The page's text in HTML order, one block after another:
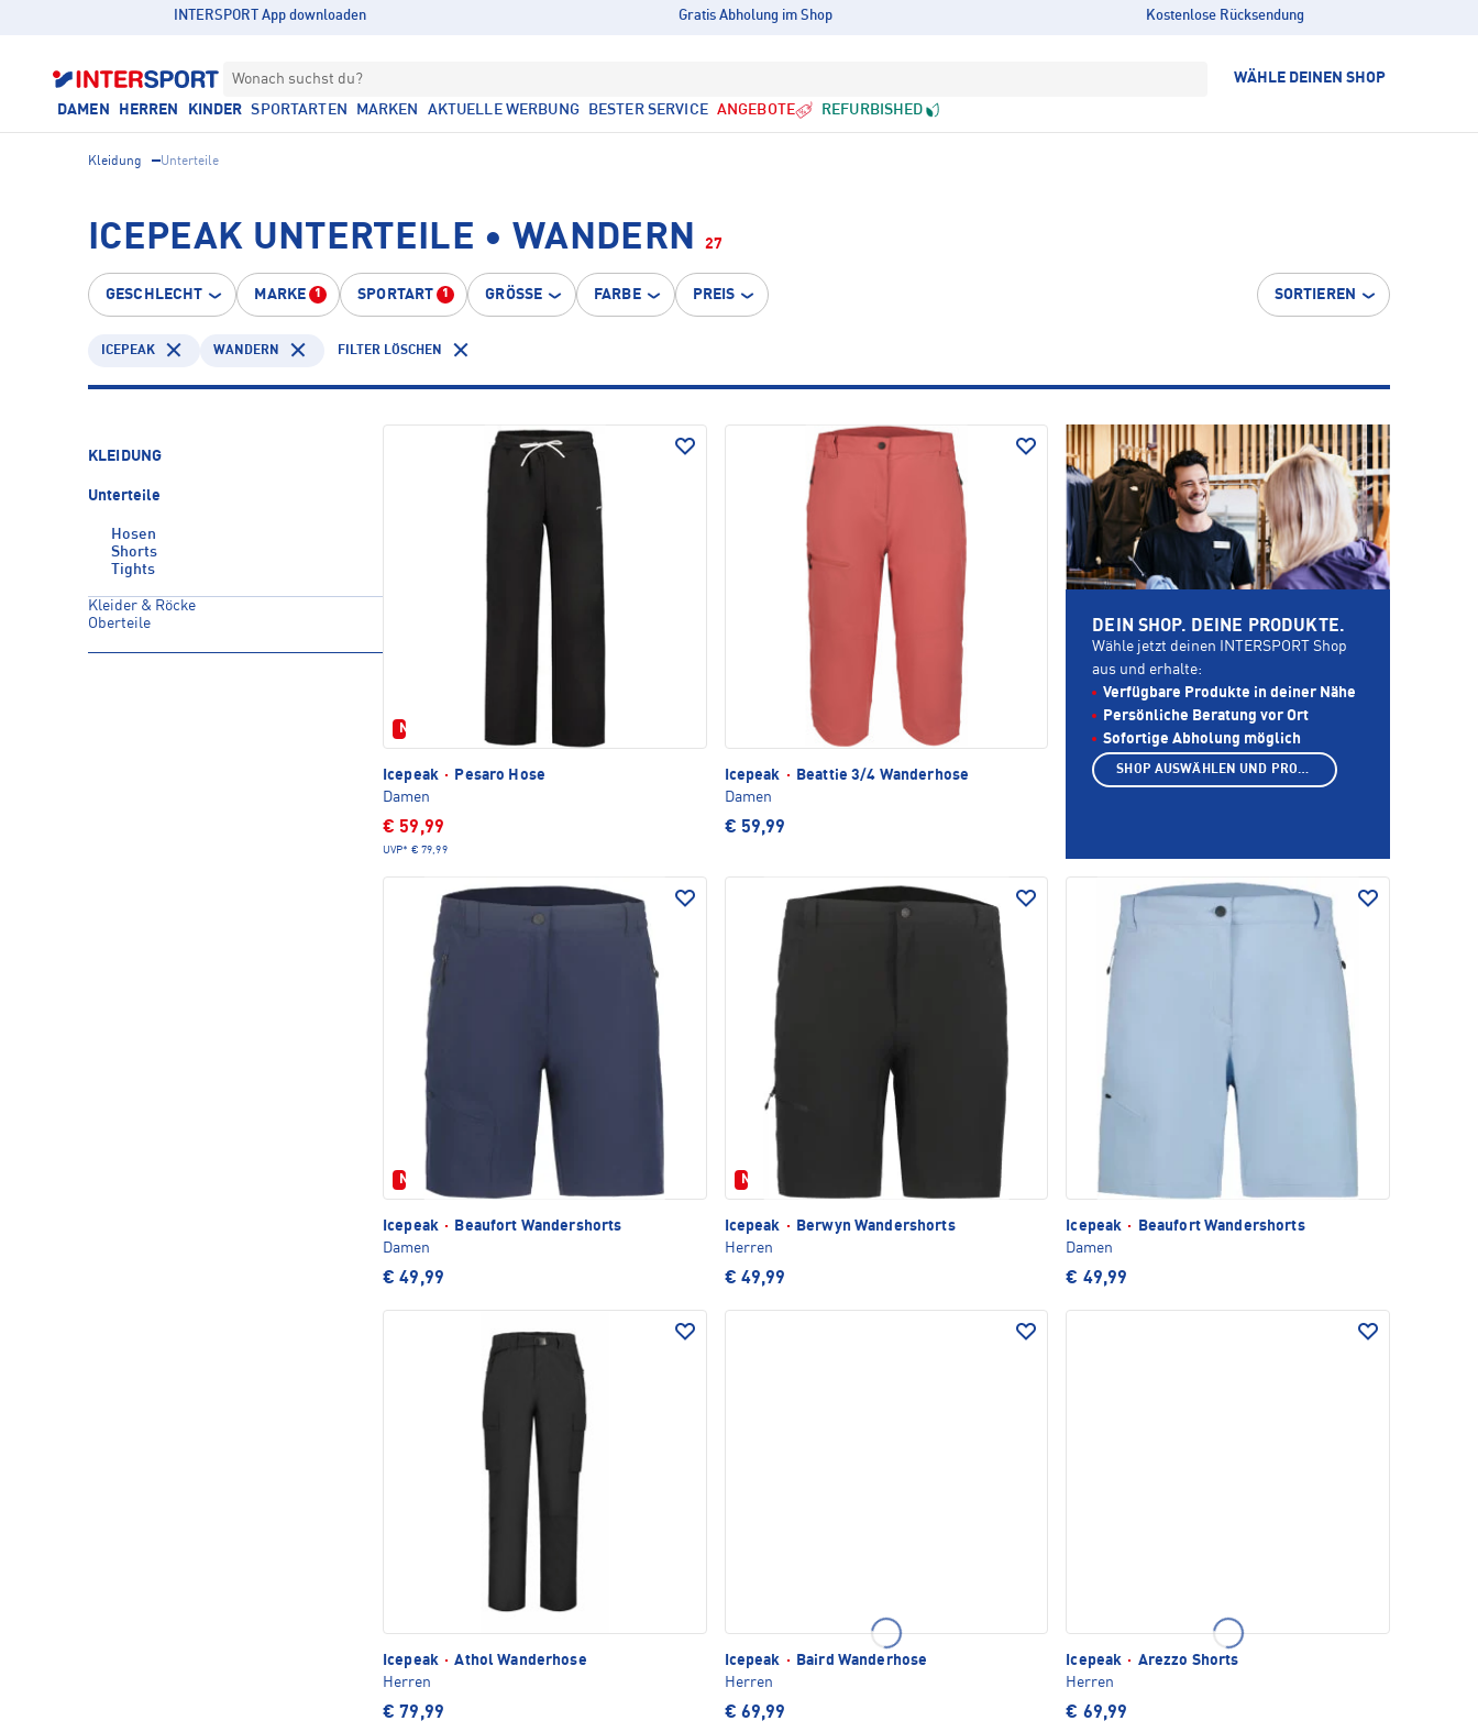
INTERSPORT App downloaden Gratis Abholung im Shop Kostenlose Rücksendung
Wonach suchst du? WÄHLE DEINEN SHOP
DAMEN HERREN KINDER SPORTARTEN MARKEN AKTUELLE WERBUNG BESTER SERVICE ANGEBOTE REFURBISHED
Kleidung Unterteile
ICEPEAK UNTERTEILE • WANDERN 27
GESCHLECHT MARKE 1 SPORTART 1 GRÖSSE FARBE PREIS SORTIEREN
ICEPEAK WANDERN FILTER LÖSCHEN
KLEIDUNG
Unterteile
Hosen
Shorts
Tights
Kleider & Röcke
Oberteile
Neu
Icepeak ·
Pesaro Hose
Damen
€ 59,99
UVP* € 79,99
Icepeak ·
Beattie 3/4 Wanderhose
Damen
€ 59,99
Neu
Icepeak ·
Beaufort Wandershorts
Damen
€ 49,99
Neu
Icepeak ·
Berwyn Wandershorts
Herren
€ 49,99
Icepeak ·
Beaufort Wandershorts
Damen
€ 49,99
Icepeak · Athol Wanderhose
Herren
€ 79,99
Icepeak ·
Baird Wanderhose
Herren
€ 69,99
Icepeak · Arezzo Shorts
Herren
€ 69,99
DEIN SHOP. DEINE PRODUKTE.
Wähle jetzt deinen INTERSPORT Shop
aus und erhalte:
Verfügbare Produkte in deiner Nähe
Persönliche Beratung vor Ort
Sofortige Abholung möglich
SHOP AUSWÄHLEN UND PRODUKTE ANZEIGEN